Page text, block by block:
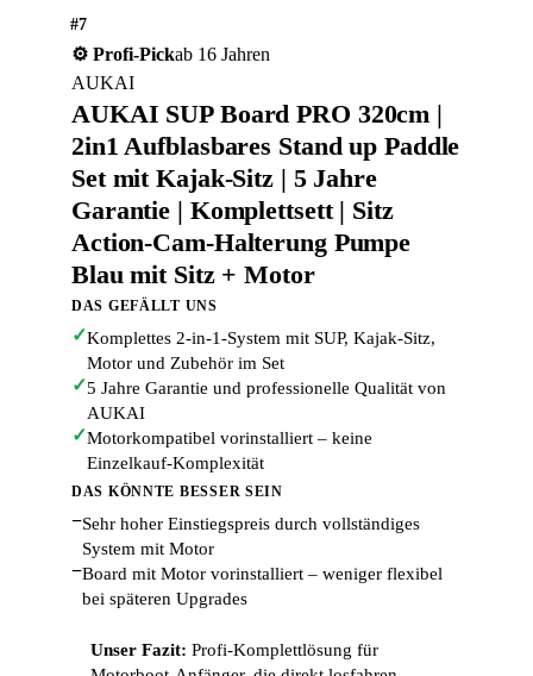
#7
⚙️ Profi-Pickab 16 Jahren
AUKAI
AUKAI SUP Board PRO 320cm |
2in1 Aufblasbares Stand up Paddle
Set mit Kajak-Sitz | 5 Jahre
Garantie | Komplettsett | Sitz
Action-Cam-Halterung Pumpe
Blau mit Sitz + Motor
DAS GEFÄLLT UNS
✓Komplettes 2-in-1-System mit SUP, Kajak-Sitz,
Motor und Zubehör im Set
✓5 Jahre Garantie und professionelle Qualität von
AUKAI
✓Motorkompatibel vorinstalliert – keine
Einzelkauf-Komplexität
DAS KÖNNTE BESSER SEIN
−Sehr hoher Einstiegspreis durch vollständiges
System mit Motor
−Board mit Motor vorinstalliert – weniger flexibel
bei späteren Upgrades
Unser Fazit: Profi-Komplettlösung für